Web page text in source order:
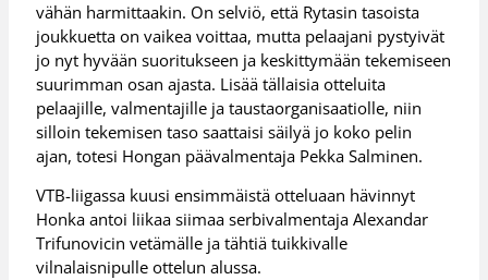
vähän harmittaakin. On selviö, että Rytasin tasoista
joukkuetta on vaikea voittaa, mutta pelaajani pystyivät
jo nyt hyvään suoritukseen ja keskittymään tekemiseen
suurimman osan ajasta. Lisää tällaisia otteluita
pelaajille, valmentajille ja taustaorganisaatiolle, niin
silloin tekemisen taso saattaisi säilyä jo koko pelin
ajan, totesi Hongan päävalmentaja Pekka Salminen.
VTB-liigassa kuusi ensimmäistä otteluaan hävinnyt
Honka antoi liikaa siimaa serbivalmentaja Alexandar
Trifunovicin vetämälle ja tähtiä tuikkivalle
vilnalaisnipulle ottelun alussa.